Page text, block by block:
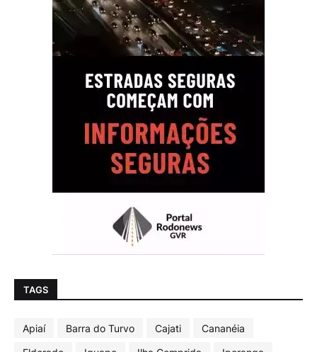
TAGS
Apiaí Barra do Turvo Cajati
Cananéia